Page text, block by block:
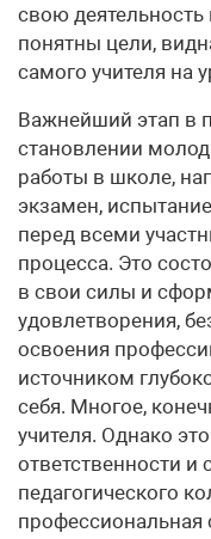
свою деятельность
понятны цели,
самого учителя на
Важнейший этап в
становлении
работы в школе,
экзамен,
перед всеми
процесса. Это
в свои силы и
удовлетворения,
освоения
источником
себя. Многое,
учителя. Однако
ответственности и
педагогического
профессиональная